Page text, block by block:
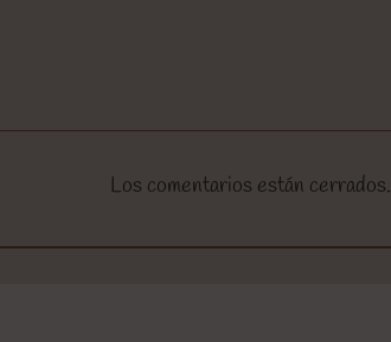
Los comentarios están cerrados.